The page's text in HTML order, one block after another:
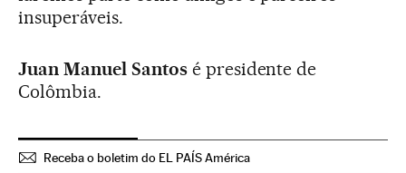
insuperáveis.
Juan Manuel Santosé presidente de
Colômbia.
Receba o boletim do EL PAÍS América